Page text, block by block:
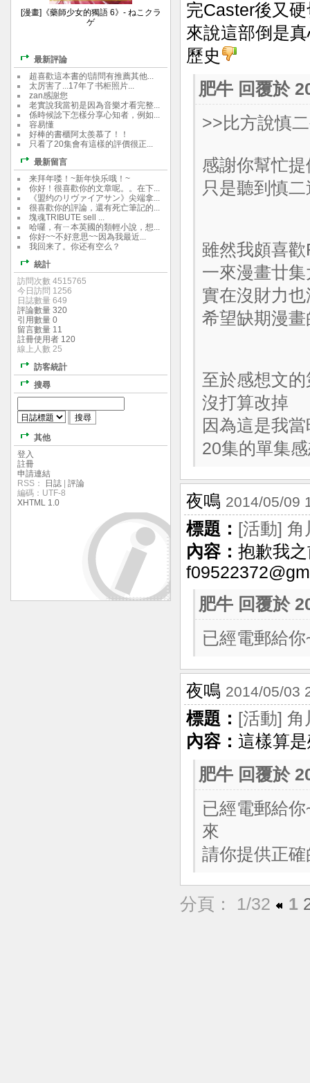
完Caster後又
來說這部倒是
歷史
肥牛 回覆於
>>比方說慎
感謝你幫忙
只是聽到慎
雖然我頗喜
一來漫畫廿
實在沒財力
希望缺期漫
至於感想文
沒打算改掉
因為這是我
20集的單集
夜鳴 2014/05/09
標題： [活動]
內容： 抱歉我
肥牛 回覆於
已經電郵給
夜鳴 2014/05/03
標題： [活動]
內容： 這樣算
肥牛 回覆於
已經電郵給
來
請你提供正
分頁： 1/32 1
[漫畫]《藥師少女的獨語 6》- ねこクラ
ゲ
最新評論
超喜歡這本書的!請問有推薦其他...
太厉害了...17年了书柜照片...
zan感謝您
老實說我當初是因為音樂才看完整...
係時候諗下怎樣分享心知者，例如...
容易懂
好棒的書櫃阿太羨慕了！！
只看了20集會有這樣的評價很正...
最新留言
来拜年喽！~新年快乐哦！~
你好！很喜歡你的文章呢。。在下...
《盟约のリヴァイアサン》尖端拿...
很喜歡你的評論，還有死亡筆記的...
塊魂TRIBUTE sell ...
哈囉，有ㄧ本英國的類輕小說，想...
你好~~不好意思~~因為我最近...
我回来了。你还有空么？
統計
訪問次數 4515765
今日訪問 1256
日誌數量 649
評論數量 320
引用數量 0
留言數量 11
註冊使用者 120
線上人數 25
訪客統計
搜尋
其他
登入
註冊
申請連結
RSS：
日誌
評論
編碼：UTF-8
XHTML 1.0